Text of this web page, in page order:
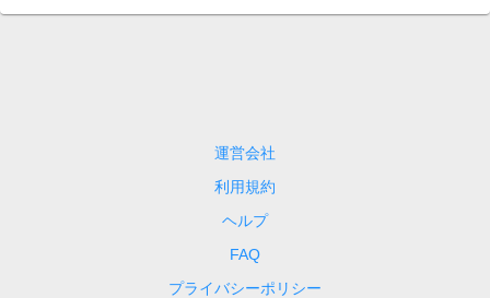
運営会社
利用規約
ヘルプ
FAQ
プライバシーポリシー